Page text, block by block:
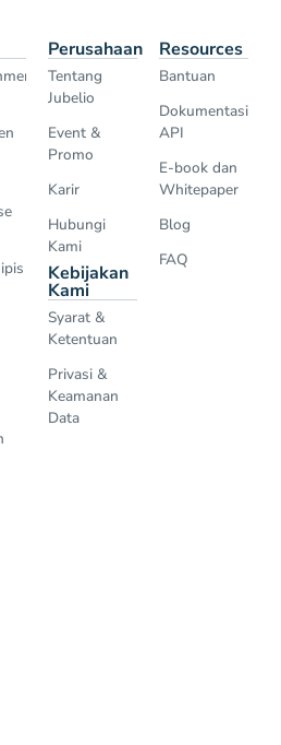
Perusahaan
Tentang
Jubelio
Event &
Promo
Karir
Hubungi
Kami
Kebijakan
Kami
Syarat &
Ketentuan
Privasi &
Keamanan
Data
Resources
Bantuan
Dokumentasi
API
E-book dan
Whitepaper
Blog
FAQ